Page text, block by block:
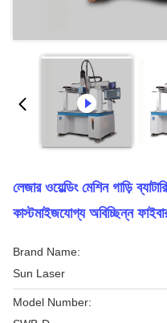
লেজার ওয়েল্ডিং মেশিন গাড়ি
কাস্টমাইজযোগ্য অবিচ্ছিন্ন
Brand Name:
Sun Laser
Model Number: